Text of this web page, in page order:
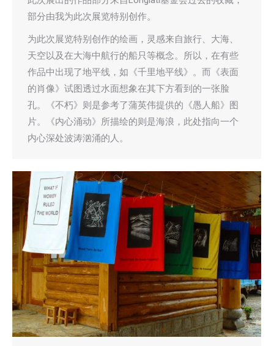
部分由我为此次展览特别创作。
为此次展览特别创作的绘画，灵感来自旅行、大海、
天空以及在大海中航行的船只等概念。所以，在有些
作品中出现了地平线，如《千里地平线》。而《表面
的肖像》试图透过水面想象在其下方看到的一张脸
孔。《不朽》则是参考了蒲英伟提供的《愚人船》图
片。《内心涌动》所描绘的则是海浪，此处指向一个
内心深处波涛汹涌的人。